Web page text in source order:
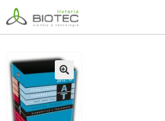
Pular
para
navegação
Pular
para
o
🔍